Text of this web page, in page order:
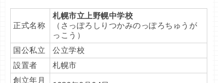
正式名称
札幌市立上野幌中学校
（さっぽろしりつかみのっぽろちゅうが
っこう）
国公私立
公立学校
設置者
札幌市
創立年月